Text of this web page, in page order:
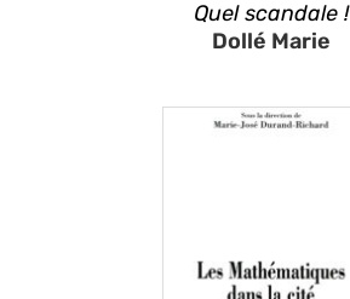
Quel scandale !
Dollé Marie